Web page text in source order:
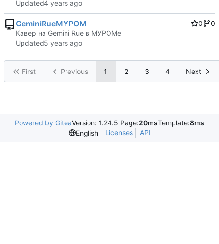
Updated
GeminiRueMYPOM 0
0
Кавер на Gemini Rue в МУРОМе
Updated
First Previous 1 2 3 4 Next
Powered by GiteaVersion: 1.24.5 Page:20msTemplate:8ms
English
Licenses API